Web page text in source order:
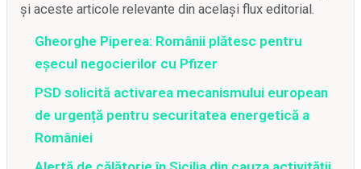
și aceste articole relevante din același flux editorial.
Gheorghe Piperea: Românii plătesc pentru
eșecul negocierilor cu Pfizer
PSD solicită activarea mecanismului european
de urgență pentru securitatea energetică a
României